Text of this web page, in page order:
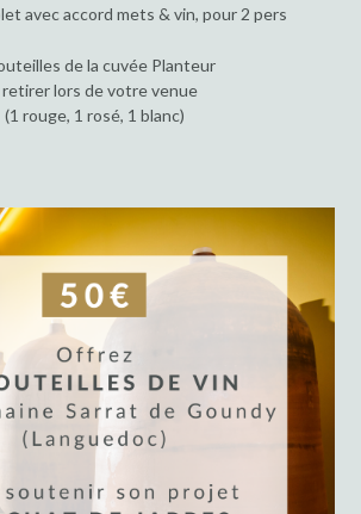
avec accord mets & vin, pour 2 pers
de la cuvée Planteur
retirer lors de votre venue
(1 rouge, 1 rosé, 1 blanc)